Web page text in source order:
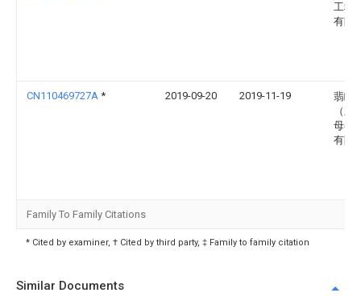
工程
有限
CN110469727A * 2019-09-20 2019-11-19
翡眯
（上
母婴
有限
Family To Family Citations
* Cited by examiner, † Cited by third party, ‡ Family to family citation
Similar Documents